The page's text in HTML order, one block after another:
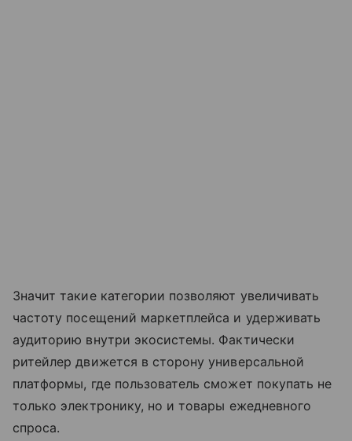
Значит такие категории позволяют увеличивать
частоту посещений маркетплейса и удерживать
аудиторию внутри экосистемы. Фактически
ритейлер движется в сторону универсальной
платформы, где пользователь сможет покупать не
только электронику, но и товары ежедневного
спроса.